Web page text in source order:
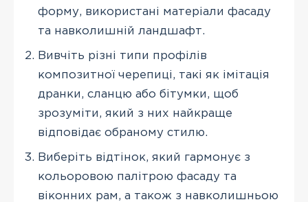
форму, використані матеріали фасаду
та навколишній ландшафт.
Вивчіть різні типи профілів
композитної черепиці, такі як імітація
дранки, сланцю або бітумки, щоб
зрозуміти, який з них найкраще
відповідає обраному стилю.
Виберіть відтінок, який гармонує з
кольоровою палітрою фасаду та
віконних рам, а також з навколишньою